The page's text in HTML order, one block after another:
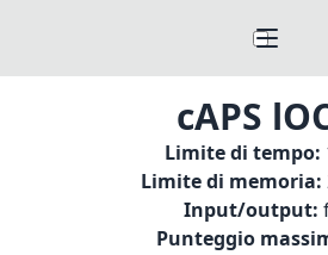
cAPS
Limite di tempo:
Limite di memoria:
Input/output:
Punteggio